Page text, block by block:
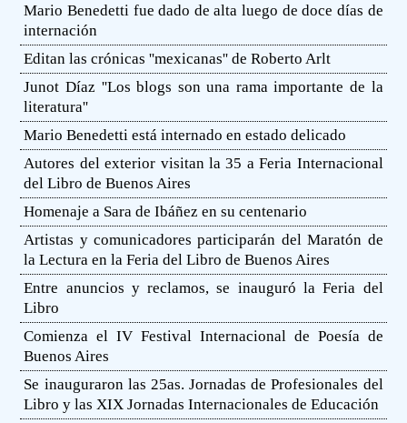
Mario Benedetti fue dado de alta luego de doce días de
internación
Editan las crónicas ''mexicanas'' de Roberto Arlt
Junot Díaz ''Los blogs son una rama importante de la
literatura''
Mario Benedetti está internado en estado delicado
Autores del exterior visitan la 35 a Feria Internacional
del Libro de Buenos Aires
Homenaje a Sara de Ibáñez en su centenario
Artistas y comunicadores participarán del Maratón de
la Lectura en la Feria del Libro de Buenos Aires
Entre anuncios y reclamos, se inauguró la Feria del
Libro
Comienza el IV Festival Internacional de Poesía de
Buenos Aires
Se inauguraron las 25as. Jornadas de Profesionales del
Libro y las XIX Jornadas Internacionales de Educación